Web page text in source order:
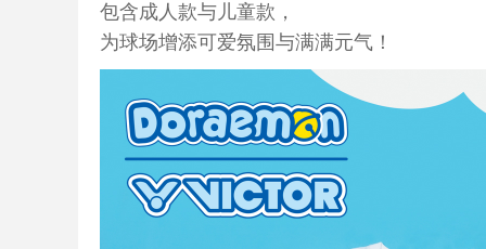
包含成人款与儿童款，
为球场增添可爱氛围与满满元气！